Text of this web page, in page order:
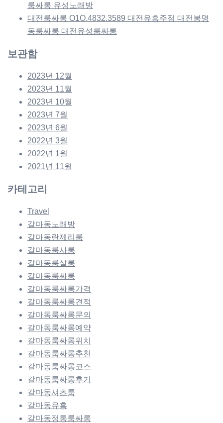
룸싸롱 유성노래방
대전룸싸롱 O1O.4832.3589 대전유흥주점 대전봉명
동룸싸롱 대전유성룸싸롱
보관함
2023년 12월
2023년 11월
2023년 10월
2023년 7월
2023년 6월
2022년 3월
2022년 1월
2021년 11월
카테고리
Travel
갈마동노래방
갈마동란제리룸
갈마동룸사롱
갈마동룸살롱
갈마동룸싸롱
갈마동룸싸롱가격
갈마동룸싸롱견적
갈마동룸싸롱문의
갈마동룸싸롱예약
갈마동룸싸롱위치
갈마동룸싸롱추천
갈마동룸싸롱코스
갈마동룸싸롱후기
갈마동셔츠룸
갈마동유흥
갈마동정통룸싸롱